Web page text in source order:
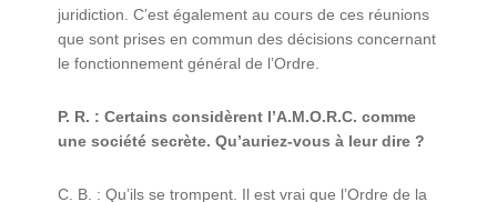
juridiction. C’est également au cours de ces réunions
que sont prises en commun des décisions concernant
le fonctionnement général de l’Ordre.
P. R. : Certains considèrent l’A.M.O.R.C. comme
une société secrète. Qu’auriez-vous à leur dire ?
C. B. : Qu’ils se trompent. Il est vrai que l’Ordre de la